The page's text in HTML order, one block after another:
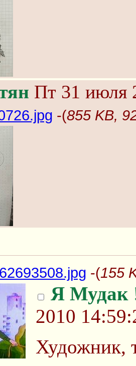
Пт 31 июля
-(855 KB,
-(155
Я Мудак
2010
Художник,